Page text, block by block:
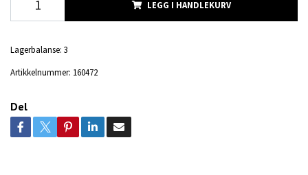
LEGG I HANDLEKURV
Lagerbalanse: 3
Artikkelnummer: 160472
Del